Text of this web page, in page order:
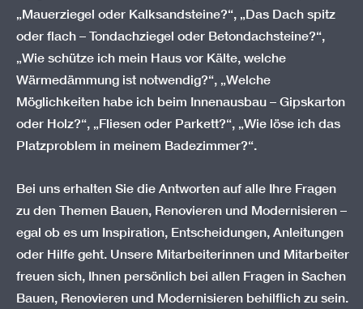
„Mauerziegel oder Kalksandsteine?“, „Das Dach spitz
oder flach – Tondachziegel oder Betondachsteine?“,
„Wie schütze ich mein Haus vor Kälte, welche
Wärmedämmung ist notwendig?“, „Welche
Möglichkeiten habe ich beim Innenausbau – Gipskarton
oder Holz?“, „Fliesen oder Parkett?“, „Wie löse ich das
Platzproblem in meinem Badezimmer?“.
Bei uns erhalten Sie die Antworten auf alle Ihre Fragen
zu den Themen Bauen, Renovieren und Modernisieren –
egal ob es um Inspiration, Entscheidungen, Anleitungen
oder Hilfe geht. Unsere Mitarbeiterinnen und Mitarbeiter
freuen sich, Ihnen persönlich bei allen Fragen in Sachen
Bauen, Renovieren und Modernisieren behilflich zu sein.